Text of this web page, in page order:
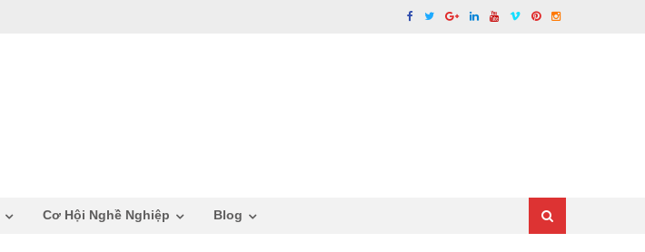
Cơ Hội Nghề Nghiệp Blog